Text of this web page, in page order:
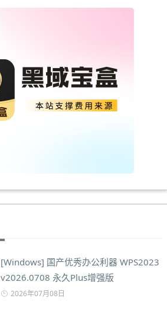
[Windows] 国产优秀办公利器 WPS2023
v2026.0708 永久Plus增强版
2026年07月08日